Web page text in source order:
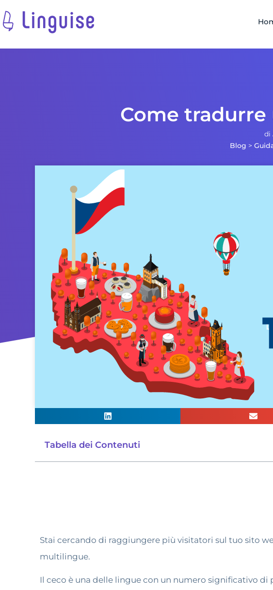
Come
di
Blog >
Tabella dei Contenuti
Stai cercando di raggiungere più visitatori sul tuo sito
multilingue.
Il ceco è una delle lingue con un numero significativo